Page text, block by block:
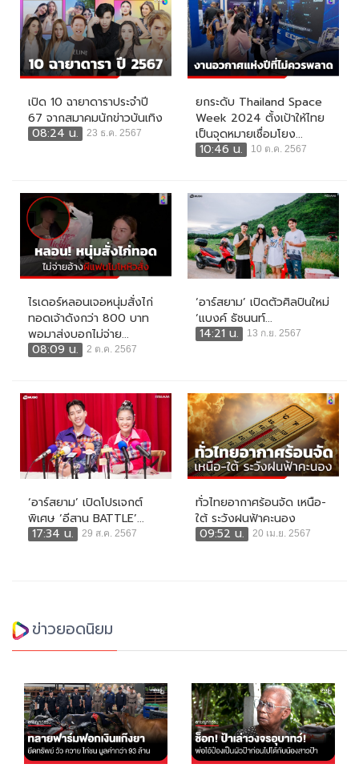
เปิด 10 ฉายาดาราประจำปี
67 จากสมาคมนักข่าวบันเทิง
08:24 น.
23 ธ.ค. 2567
ยกระดับ Thailand Space
Week 2024 ตั้งเป้าให้ไทย
เป็นจุดหมายเชื่อมโยง...
10:46 น.
10 ต.ค. 2567
ไรเดอร์หลอนเจอหนุ่มสั่งไก่
ทอดเจ้าดังกว่า 800 บาท
พอมาส่งบอกไม่จ่าย...
08:09 น.
2 ต.ค. 2567
‘อาร์สยาม’ เปิดตัวศิลปินใหม่
‘แบงค์ ธัชนนท์...
14:21 น.
13 ก.ย. 2567
‘อาร์สยาม’ เปิดโปรเจกต์
พิเศษ ‘อีสาน BATTLE’...
17:34 น.
29 ส.ค. 2567
ทั่วไทยอากาศร้อนจัด เหนือ-
ใต้ ระวังฝนฟ้าคะนอง
09:52 น.
20 เม.ย. 2567
ข่าวยอดนิยม